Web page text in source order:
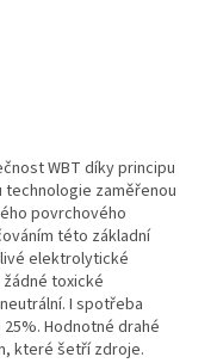
WBT díky principu
zaměřenou
povrchového
této základní
elektrolytické
toxické
I spotřeba
Hodnotné drahé
které šetří zdroje.